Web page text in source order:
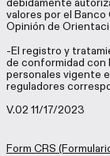
valores por el Banco
Opinión de
-El registro y
de conformidad con
personales vigente
reguladores
V.02 11/17/2023
Form CRS